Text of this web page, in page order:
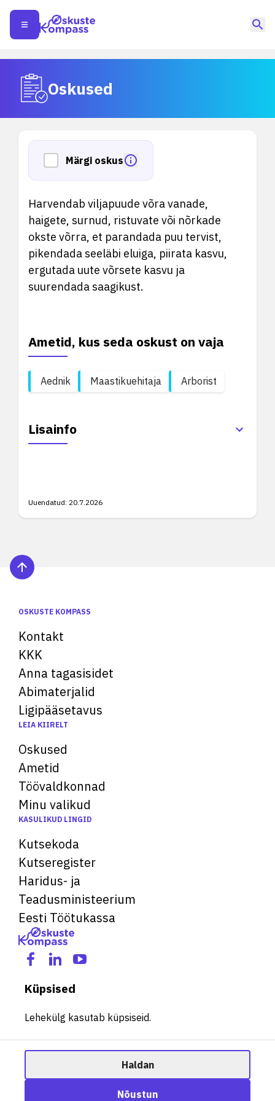
Oskused
Märgi oskus
Harvendab viljapuude võra vanade,
haigete, surnud, ristuvate või nõrkade
okste võrra, et parandada puu tervist,
pikendada seeläbi eluiga, piirata kasvu,
ergutada uute võrsete kasvu ja
suurendada saagikust.
Ametid, kus seda oskust on vaja
Aednik Maastikuehitaja Arborist
Lisainfo
Uuendatud: 20.7.2026
Ametisoovitaja
OSKUSTE KOMPASS
Kontakt
KKK
Anna tagasisidet
Abimaterjalid
Ligipääsetavus
LEIA KIIRELT
Oskused
Ametid
Töövaldkonnad
Minu valikud
KASULIKUD LINGID
Kutsekoda
Kutseregister
Haridus- ja
Teadusministeerium
Eesti Töötukassa
Küpsised
Lehekülg kasutab küpsiseid.
Haldan
Nõustun